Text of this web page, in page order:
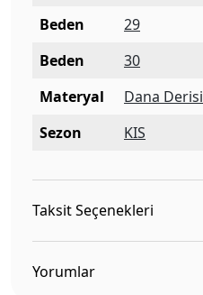
Beden
29
Beden
30
Materyal
Dana Derisi
Sezon
KIS
Taksit Seçenekleri
Yorumlar